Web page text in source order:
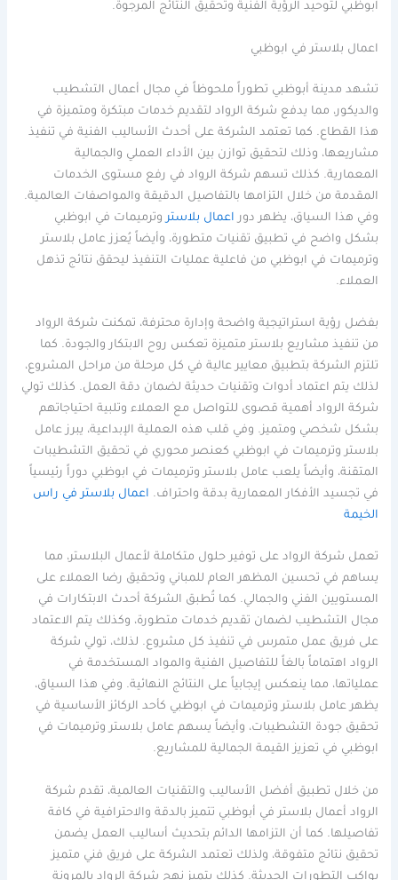
ابوظبي لتوحيد الرؤية الفنية وتحقيق النتائج المرجوة.
اعمال بلاستر في ابوظبي
تشهد مدينة أبوظبي تطوراً ملحوظاً في مجال أعمال التشطيب
والديكور، مما يدفع شركة الرواد لتقديم خدمات مبتكرة ومتميزة في
هذا القطاع. كما تعتمد الشركة على أحدث الأساليب الفنية في تنفيذ
مشاريعها، وذلك لتحقيق توازن بين الأداء العملي والجمالية
المعمارية. كذلك تسهم شركة الرواد في رفع مستوى الخدمات
المقدمة من خلال التزامها بالتفاصيل الدقيقة والمواصفات العالمية.
وفي هذا السياق، يظهر دور اعمال بلاستر وترميمات في ابوظبي
بشكل واضح في تطبيق تقنيات متطورة، وأيضاً يُعزز عامل بلاستر
وترميمات في ابوظبي من فاعلية عمليات التنفيذ ليحقق نتائج تذهل
العملاء.
بفضل رؤية استراتيجية واضحة وإدارة محترفة، تمكنت شركة الرواد
من تنفيذ مشاريع بلاستر متميزة تعكس روح الابتكار والجودة. كما
تلتزم الشركة بتطبيق معايير عالية في كل مرحلة من مراحل المشروع،
لذلك يتم اعتماد أدوات وتقنيات حديثة لضمان دقة العمل. كذلك تولي
شركة الرواد أهمية قصوى للتواصل مع العملاء وتلبية احتياجاتهم
بشكل شخصي ومتميز. وفي قلب هذه العملية الإبداعية، يبرز عامل
بلاستر وترميمات في ابوظبي كعنصر محوري في تحقيق التشطيبات
المتقنة، وأيضاً يلعب عامل بلاستر وترميمات في ابوظبي دوراً رئيسياً
في تجسيد الأفكار المعمارية بدقة واحتراف. اعمال بلاستر في راس
الخيمة
تعمل شركة الرواد على توفير حلول متكاملة لأعمال البلاستر، مما
يساهم في تحسين المظهر العام للمباني وتحقيق رضا العملاء على
المستويين الفني والجمالي. كما تُطبق الشركة أحدث الابتكارات في
مجال التشطيب لضمان تقديم خدمات متطورة، وكذلك يتم الاعتماد
على فريق عمل متمرس في تنفيذ كل مشروع. لذلك، تولي شركة
الرواد اهتماماً بالغاً للتفاصيل الفنية والمواد المستخدمة في
عملياتها، مما ينعكس إيجابياً على النتائج النهائية. وفي هذا السياق،
يظهر عامل بلاستر وترميمات في ابوظبي كأحد الركائز الأساسية في
تحقيق جودة التشطيبات، وأيضاً يسهم عامل بلاستر وترميمات في
ابوظبي في تعزيز القيمة الجمالية للمشاريع.
من خلال تطبيق أفضل الأساليب والتقنيات العالمية، تقدم شركة
الرواد أعمال بلاستر في أبوظبي تتميز بالدقة والاحترافية في كافة
تفاصيلها. كما أن التزامها الدائم بتحديث أساليب العمل يضمن
تحقيق نتائج متفوقة، ولذلك تعتمد الشركة على فريق فني متميز
يواكب التطورات الحديثة. كذلك يتميز نهج شركة الرواد بالمرونة